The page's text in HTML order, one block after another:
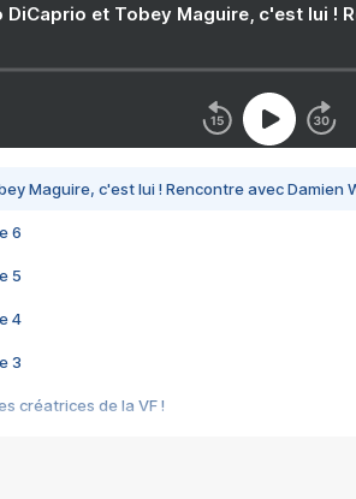
DiCaprio et Tobey Maguire, c'est lui !
Maguire, c'est lui ! Rencontre avec Damien
6
5
4
3
créatrices de la VF !